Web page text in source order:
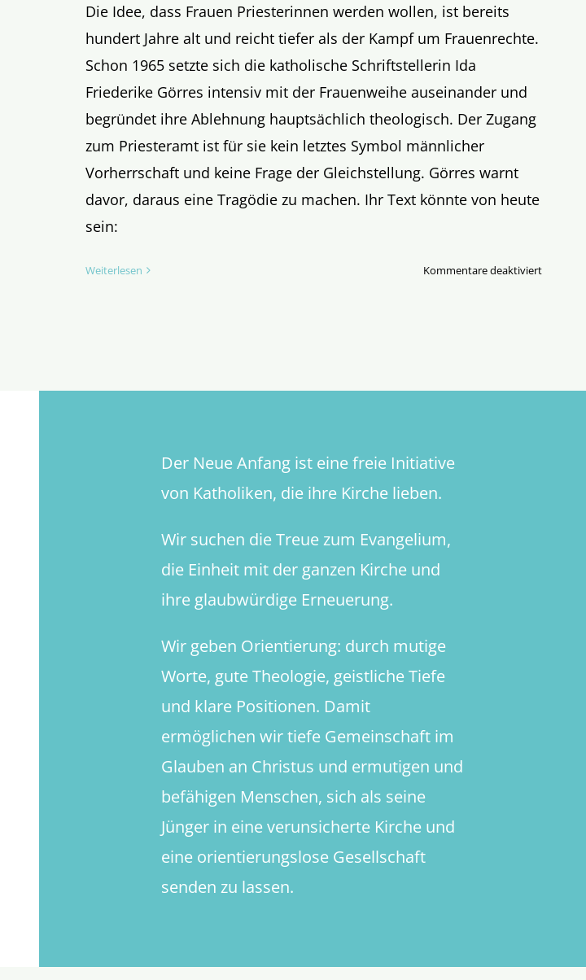
Die Idee, dass Frauen Priesterinnen werden wollen, ist bereits
hundert Jahre alt und reicht tiefer als der Kampf um Frauenrechte.
Schon 1965 setzte sich die katholische Schriftstellerin Ida
Friederike Görres intensiv mit der Frauenweihe auseinander und
begründet ihre Ablehnung hauptsächlich theologisch. Der Zugang
zum Priesteramt ist für sie kein letztes Symbol männlicher
Vorherrschaft und keine Frage der Gleichstellung. Görres warnt
davor, daraus eine Tragödie zu machen. Ihr Text könnte von heute
sein:
Weiterlesen Kommentare deaktiviertfür
Der Neue Anfang ist eine freie Initiative
von Katholiken, die ihre Kirche lieben.
Wir suchen die Treue zum Evangelium,
die Einheit mit der ganzen Kirche und
ihre glaubwürdige Erneuerung.
Wir geben Orientierung: durch mutige
Worte, gute Theologie, geistliche Tiefe
und klare Positionen. Damit
ermöglichen wir tiefe Gemeinschaft im
Glauben an Christus und ermutigen und
befähigen Menschen, sich als seine
Jünger in eine verunsicherte Kirche und
eine orientierungslose Gesellschaft
senden zu lassen.